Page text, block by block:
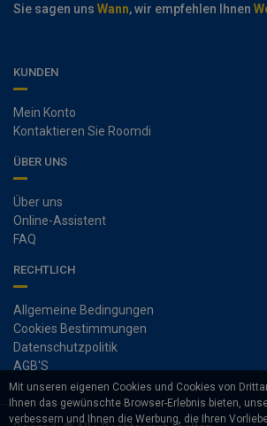
Mit unseren eigenen Cookies und Cookies von
Ihnen das gewünschte Browser-Erlebnis bieten,
verbessern und Ihnen die Werbung, die Ihren
Sie sagen uns Wann, wir empfehlen Ihnen
KUNDEN
Mein Konto
Kontaktieren Sie Roomdi
ÜBER UNS
Über uns
Online-Assistent
FAQ
RECHTLICH
Allgemeine Bedingungen
Cookies Bestimmungen
Datenschutzpolitik
AGB'S